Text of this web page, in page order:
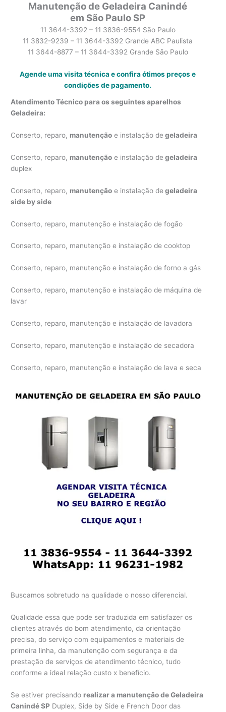
Manutenção de Geladeira Canindé
em São Paulo SP
11 3644-3392 – 11 3836-9554 São Paulo
11 3832-9239 – 11 3644-3392 Grande ABC Paulista
11 3644-8877 – 11 3644-3392 Grande São Paulo
Agende uma visita técnica e confira ótimos preços e
condições de pagamento.
Atendimento Técnico para os seguintes aparelhos
Geladeira:
Conserto, reparo, manutenção e instalação de geladeira
Conserto, reparo, manutenção e instalação de geladeira
duplex
Conserto, reparo, manutenção e instalação de geladeira
side by side
Conserto, reparo, manutenção e instalação de fogão
Conserto, reparo, manutenção e instalação de cooktop
Conserto, reparo, manutenção e instalação de forno a gás
Conserto, reparo, manutenção e instalação de máquina de
lavar
Conserto, reparo, manutenção e instalação de lavadora
Conserto, reparo, manutenção e instalação de secadora
Conserto, reparo, manutenção e instalação de lava e seca
Buscamos sobretudo na qualidade o nosso diferencial.
Qualidade essa que pode ser traduzida em satisfazer os
clientes através do bom atendimento, da orientação
precisa, do serviço com equipamentos e materiais de
primeira linha, da manutenção com segurança e da
prestação de serviços de atendimento técnico, tudo
conforme a ideal relação custo x benefício.
Se estiver precisando realizar a manutenção de Geladeira
Canindé SP Duplex, Side by Side e French Door das